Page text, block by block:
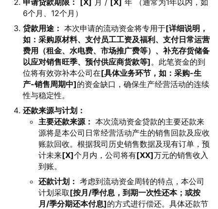
申请贷款期限： [X] 月 / [X] 年 （通常为1年以内，如
6个月、12个月）
贷款用途： 本次申请的流动资金将专用于[详细说明，
如：采购原材料、支付员工工资及福利、支付日常运营
费用（租金、水电费、市场推广费等）、补充存货储备
以应对销售旺季、预付供应商货款等]。此笔资金的到
位将有效弥补本公司在[具体业务环节，如：采购-生
产-销售周期中]的资金缺口，确保生产经营活动的连续
性与稳定性。
还款来源与计划：
主要还款来源： 本次流动资金贷款的主要还款来
源将是本公司日常经营活动产生的销售回款及应收
账款回收。根据我司历史销售数据及现有订单，预
计未来[X]个月内，公司将有[XX]万元的销售收入
到账。
还款计划： 考虑到流动资金周转的特点，本公司
计划采取[按月/季付息，到期一次性还本；或按
月/季分期还本付息]的方式进行偿还。具体还款节